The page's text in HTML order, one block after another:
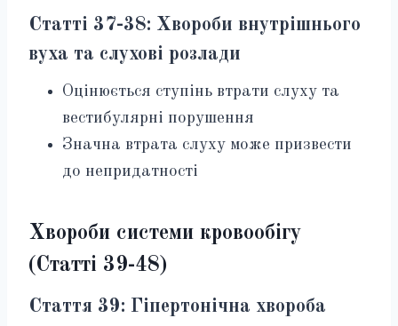
Статті 37-38: Хвороби внутрішнього
вуха та слухові розлади
Оцінюється ступінь втрати слуху та
вестибулярні порушення
Значна втрата слуху може призвести
до непридатності
Хвороби системи кровообігу
(Статті 39-48)
Стаття 39: Гіпертонічна хвороба